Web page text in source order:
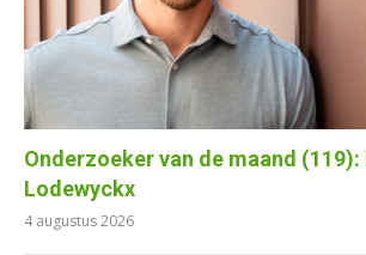
Onderzoeker van de maand (119):
Lodewyckx
4 augustus 2026